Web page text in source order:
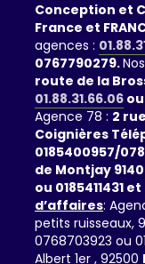
Conception et
France et
agences :
0767790279.
route de la
01.88.31.66.06
Agence 78 : 2
Coignières
0185400957/
de Montjay
ou 0185411431
d’affaires:
petits ruisseaux,
0768703923 ou
Albert 1er , 92500